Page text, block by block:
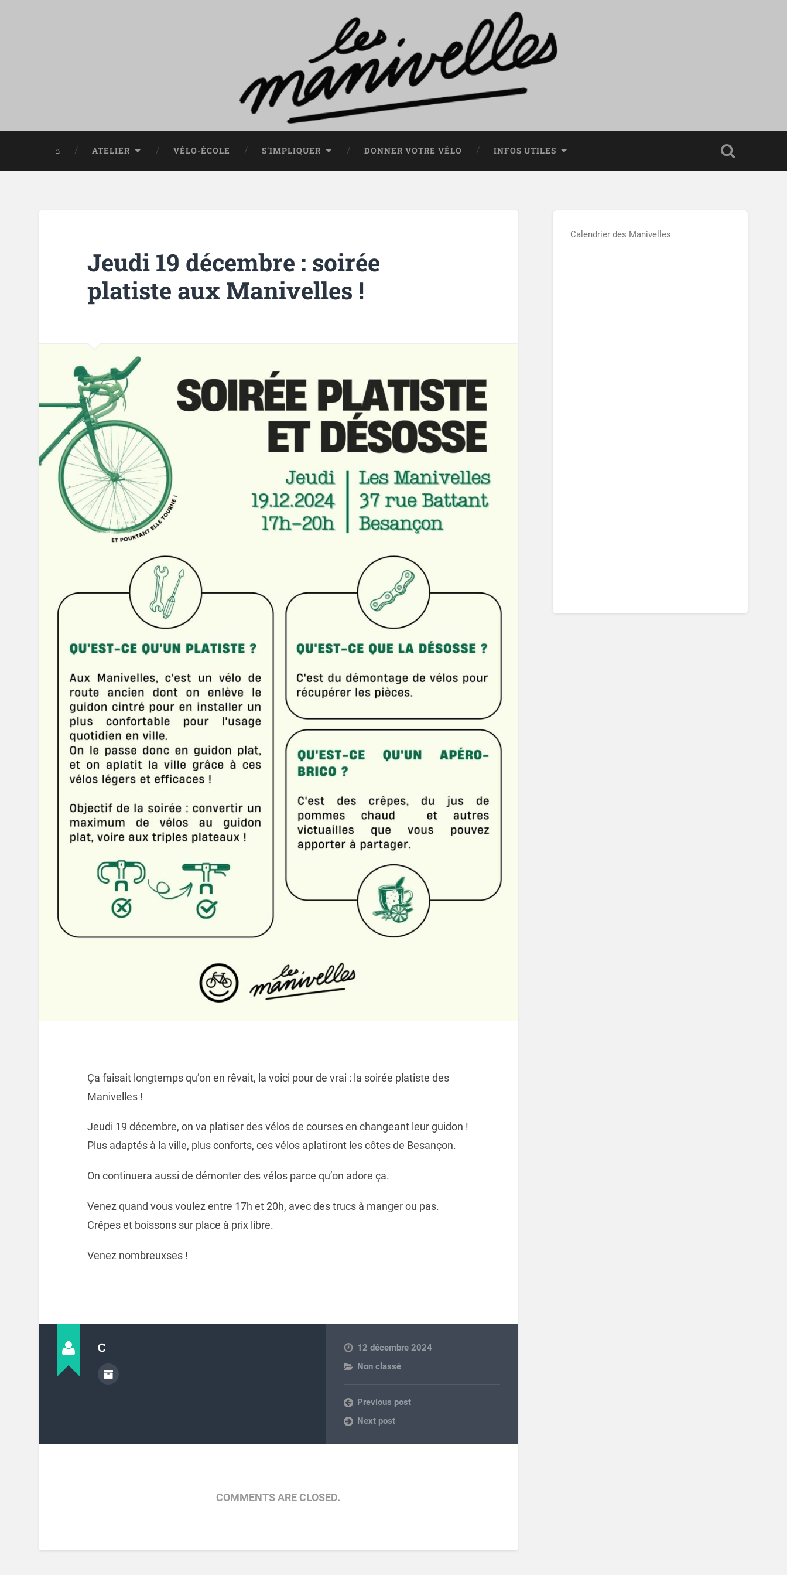
⌂ ATELIER VÉLO-ÉCOLE S’IMPLIQUER DONNER VOTRE VÉLO INFOS UTILES
Jeudi 19 décembre : soirée
platiste aux Manivelles !
Ça faisait longtemps qu’on en rêvait, la voici pour de vrai : la soirée platiste des
Manivelles !
Jeudi 19 décembre, on va platiser des vélos de courses en changeant leur guidon !
Plus adaptés à la ville, plus conforts, ces vélos aplatiront les côtes de Besançon.
On continuera aussi de démonter des vélos parce qu’on adore ça.
Venez quand vous voulez entre 17h et 20h, avec des trucs à manger ou pas.
Crêpes et boissons sur place à prix libre.
Venez nombreuxses !
C
12 décembre 2024
Non classé
Previous post
Next post
COMMENTS ARE CLOSED.
Calendrier des Manivelles